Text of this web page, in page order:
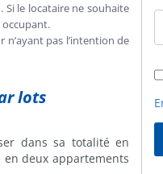
le locataire ne souhaite
pas l’intention de
lots
dans sa totalité en
deux appartements